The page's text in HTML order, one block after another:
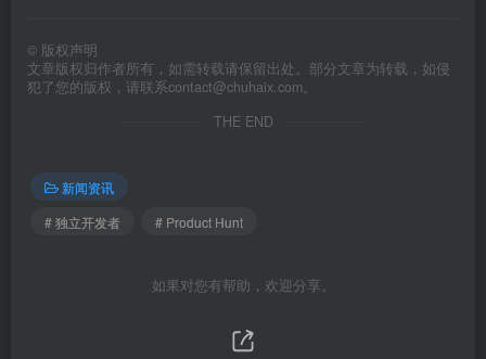
© 版权声明
文章版权归作者所有，如需转载请保留出处。部分文章为转载，如侵
犯了您的版权，请联系contact@chuhaix.com。
THE END
新闻资讯
# 独立开发者
# Product Hunt
如果对您有帮助，欢迎分享。